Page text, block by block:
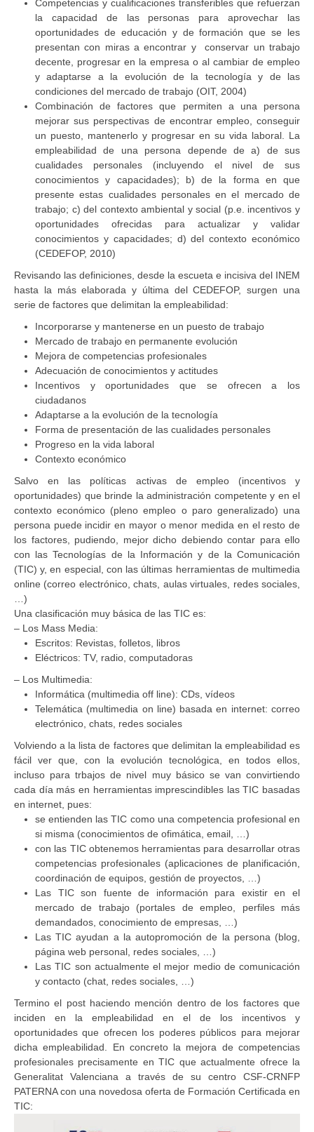
Competencias y cualificaciones transferibles que refuerzan
la capacidad de las personas para aprovechar las
oportunidades de educación y de formación que se les
presentan con miras a encontrar y conservar un trabajo
decente, progresar en la empresa o al cambiar de empleo
y adaptarse a la evolución de la tecnología y de las
condiciones del mercado de trabajo (OIT, 2004)
Combinación de factores que permiten a una persona
mejorar sus perspectivas de encontrar empleo, conseguir
un puesto, mantenerlo y progresar en su vida laboral. La
empleabilidad de una persona depende de a) de sus
cualidades personales (incluyendo el nivel de sus
conocimientos y capacidades); b) de la forma en que
presente estas cualidades personales en el mercado de
trabajo; c) del contexto ambiental y social (p.e. incentivos y
oportunidades ofrecidas para actualizar y validar
conocimientos y capacidades; d) del contexto económico
(CEDEFOP, 2010)
Revisando las definiciones, desde la escueta e incisiva del INEM
hasta la más elaborada y última del CEDEFOP, surgen una
serie de factores que delimitan la empleabilidad:
Incorporarse y mantenerse en un puesto de trabajo
Mercado de trabajo en permanente evolución
Mejora de competencias profesionales
Adecuación de conocimientos y actitudes
Incentivos y oportunidades que se ofrecen a los
ciudadanos
Adaptarse a la evolución de la tecnología
Forma de presentación de las cualidades personales
Progreso en la vida laboral
Contexto económico
Salvo en las políticas activas de empleo (incentivos y
oportunidades) que brinde la administración competente y en el
contexto económico (pleno empleo o paro generalizado) una
persona puede incidir en mayor o menor medida en el resto de
los factores, pudiendo, mejor dicho debiendo contar para ello
con las Tecnologías de la Información y de la Comunicación
(TIC) y, en especial, con las últimas herramientas de multimedia
online (correo electrónico, chats, aulas virtuales, redes sociales,
…)
Una clasificación muy básica de las TIC es:
– Los Mass Media:
Escritos: Revistas, folletos, libros
Eléctricos: TV, radio, computadoras
– Los Multimedia:
Informática (multimedia off line): CDs, vídeos
Telemática (multimedia on line) basada en internet: correo
electrónico, chats, redes sociales
Volviendo a la lista de factores que delimitan la empleabilidad es
fácil ver que, con la evolución tecnológica, en todos ellos,
incluso para trbajos de nivel muy básico se van convirtiendo
cada día más en herramientas imprescindibles las TIC basadas
en internet, pues:
se entienden las TIC como una competencia profesional en
si misma (conocimientos de ofimática, email, …)
con las TIC obtenemos herramientas para desarrollar otras
competencias profesionales (aplicaciones de planificación,
coordinación de equipos, gestión de proyectos, …)
Las TIC son fuente de información para existir en el
mercado de trabajo (portales de empleo, perfiles más
demandados, conocimiento de empresas, …)
Las TIC ayudan a la autopromoción de la persona (blog,
página web personal, redes sociales, …)
Las TIC son actualmente el mejor medio de comunicación
y contacto (chat, redes sociales, …)
Termino el post haciendo mención dentro de los factores que
inciden en la empleabilidad en el de los incentivos y
oportunidades que ofrecen los poderes públicos para mejorar
dicha empleabilidad. En concreto la mejora de competencias
profesionales precisamente en TIC que actualmente ofrece la
Generalitat Valenciana a través de su centro CSF-CRNFP
PATERNA con una novedosa oferta de Formación Certificada en
TIC: